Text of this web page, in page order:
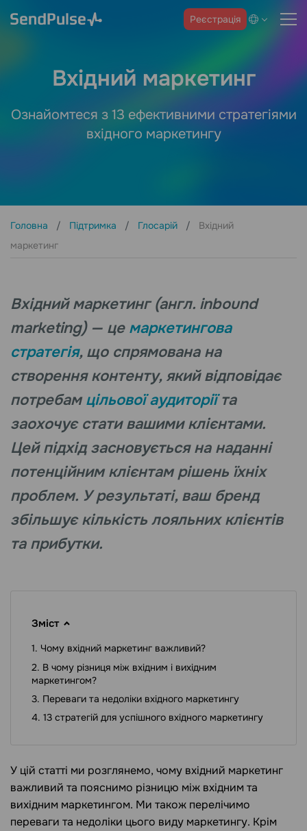
Реєстрація
Вхідний маркетинг
Ознайомтеся з 13 ефективними стратегіями
вхідного маркетингу
Головна Підтримка Глосарій
Вхідний
маркетинг
Вхідний маркетинг (англ. inbound
marketing) — це маркетингова
стратегія, що спрямована на
створення контенту, який відповідає
потребам цільової аудиторіїта
заохочує стати вашими клієнтами.
Цей підхід засновується на наданні
потенційним клієнтам рішень їхніх
проблем. У результаті, ваш бренд
збільшує кількість лояльних клієнтів
та прибутки.
Зміст
Чому вхідний маркетинг важливий?
В чому різниця між вхідним і вихідним
маркетингом?
Переваги та недоліки вхідного маркетингу
13 стратегій для успішного вхідного маркетингу
У цій статті ми розглянемо, чому вхідний маркетинг
важливий та пояснимо різницю між вхідним та
вихідним маркетингом. Ми також перелічимо
переваги та недоліки цього виду маркетингу. Крім